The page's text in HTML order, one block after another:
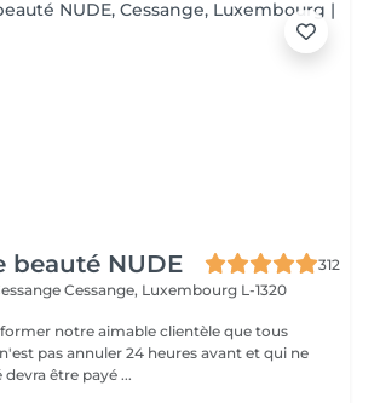
beauté NUDE
312
Cessange, Luxembourg L-1320
notre aimable clientèle que tous
pas annuler 24 heures avant et qui ne
être payé ...